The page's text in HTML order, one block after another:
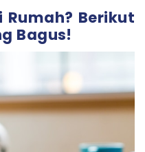
dengan Megavision
Terpercaya Sekarang
Rumah? Berikut
Bagus!